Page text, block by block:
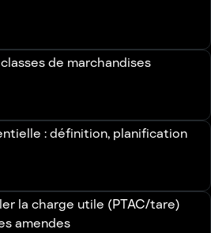
de marchandises
: définition, planification
la charge utile (PTAC/tare)
amendes